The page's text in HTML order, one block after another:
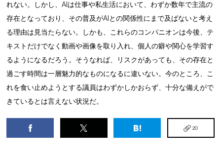
れない。しかし、AIは仕事や私生活において、わずか数年で主流の
存在となっており、その普及がAIとの関係性にまで及ばないと考え
る理由は見当たらない。しかも、これらのコンパニオンは今後、テ
キストだけでなく動画や画像を取り入れ、個人の癖や関心を学習す
るようになるだろう。そうなれば、リスクがあっても、その存在と
過ごす時間は一層魅力的なものになるに違いない。今のところ、こ
れを食い止めようとする議員はわずかしかおらず、十分な備えがで
きているとは言えない状況だ。
20